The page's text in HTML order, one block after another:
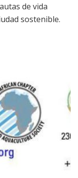
de vida
sostenible.